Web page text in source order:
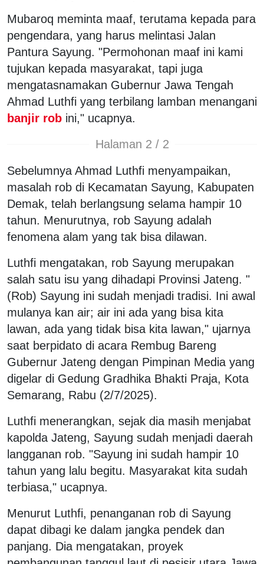
Mubaroq meminta maaf, terutama kepada para
pengendara, yang harus melintasi Jalan
Pantura Sayung. "Permohonan maaf ini kami
tujukan kepada masyarakat, tapi juga
mengatasnamakan Gubernur Jawa Tengah
Ahmad Luthfi yang terbilang lamban menangani
banjir rob ini," ucapnya.
Halaman 2 / 2
Sebelumnya Ahmad Luthfi menyampaikan,
masalah rob di Kecamatan Sayung, Kabupaten
Demak, telah berlangsung selama hampir 10
tahun. Menurutnya, rob Sayung adalah
fenomena alam yang tak bisa dilawan.
Luthfi mengatakan, rob Sayung merupakan
salah satu isu yang dihadapi Provinsi Jateng. "
(Rob) Sayung ini sudah menjadi tradisi. Ini awal
mulanya kan air; air ini ada yang bisa kita
lawan, ada yang tidak bisa kita lawan," ujarnya
saat berpidato di acara Rembug Bareng
Gubernur Jateng dengan Pimpinan Media yang
digelar di Gedung Gradhika Bhakti Praja, Kota
Semarang, Rabu (2/7/2025).
Luthfi menerangkan, sejak dia masih menjabat
kapolda Jateng, Sayung sudah menjadi daerah
langganan rob. "Sayung ini sudah hampir 10
tahun yang lalu begitu. Masyarakat kita sudah
terbiasa," ucapnya.
Menurut Luthfi, penanganan rob di Sayung
dapat dibagi ke dalam jangka pendek dan
panjang. Dia mengatakan, proyek